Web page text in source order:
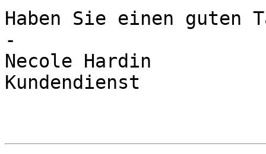
Haben Sie einen guten
-
Necole Hardin
Kundendienst